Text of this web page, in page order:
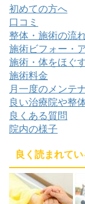
初めての方へ
口コミ
整体・施術の流
施術ビフォー・
施術・体をほぐ
施術料金
月一度のメンテ
良い治療院や整
良くある質問
院内の様子
良く読まれて